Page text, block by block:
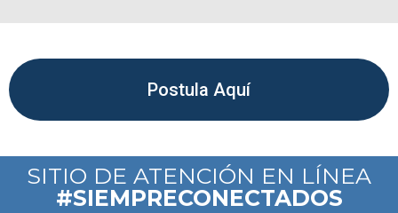
Postula Aquí
SITIO DE ATENCIÓN EN LÍNEA
#SIEMPRECONECTADOS